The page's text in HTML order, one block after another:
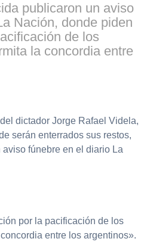
publicaron un aviso
Nación, donde piden
de los
la concordia entre
dictador Jorge Rafael Videla,
serán enterrados sus restos,
fúnebre en el diario La
por la pacificación de los
entre los argentinos».